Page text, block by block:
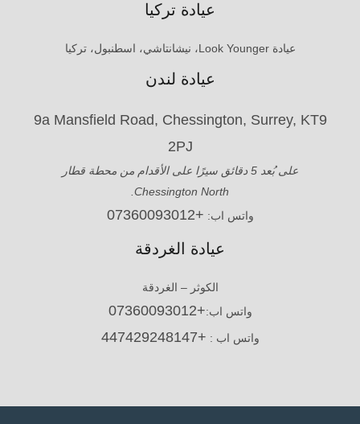
عيادة تركيا
عيادة Look Younger، نيشانتاشي، اسطنبول، تركيا
عيادة لندن
9a Mansfield Road, Chessington, Surrey, KT9
2PJ
على بُعد 5 دقائق سيرًا على الأقدام من محطة قطار
Chessington North.
واتس اب: +07360093012
عيادة الغردقة
الكوثر – الغردقة
واتس اب:+07360093012
واتس اب : +447429248147